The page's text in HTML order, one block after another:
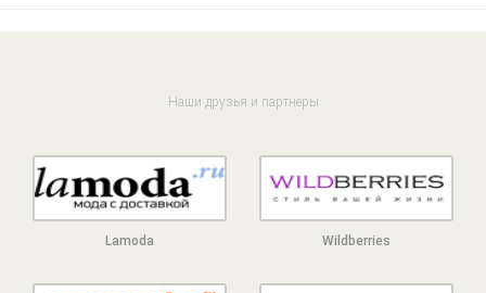
Наши друзья и партнеры
Lamoda Wildberries